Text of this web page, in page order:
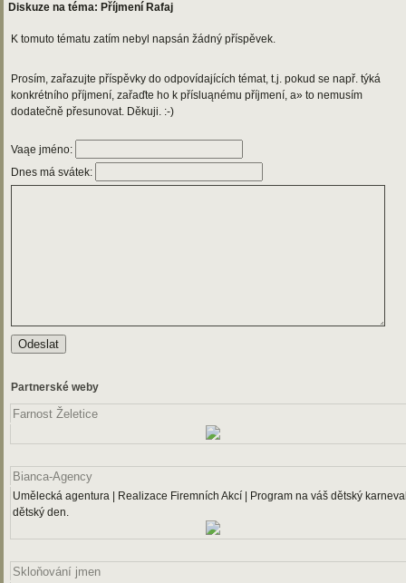
Diskuze na téma: Příjmení Rafaj
K tomuto tématu zatím nebyl napsán žádný příspěvek.
Prosím, zařazujte příspěvky do odpovídajících témat, t.j. pokud se např. týká
konkrétního příjmení, zařaďte ho k přísluąnému příjmení, a» to nemusím
dodatečně přesunovat. Děkuji. :-)
Vaąe jméno:
Dnes má svátek:
Partnerské weby
Farnost Želetice
Bianca-Agency
Umělecká agentura | Realizace Firemních Akcí | Program na váš dětský
dětský den.
Skloňování jmen